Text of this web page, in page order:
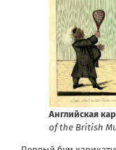
Английская
of the British